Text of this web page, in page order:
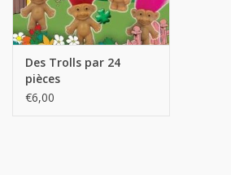
Des Trolls par 24
pièces
€6,00